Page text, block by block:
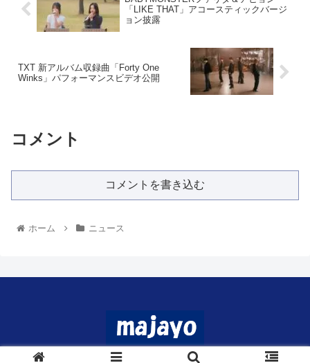
BABYMONSTERファリタ＆アヒョン
「LIKE THAT」アコースティックバージ
ョン披露
TXT 新アルバム収録曲「Forty One
Winks」パフォーマンスビデオ公開
コメント
コメントを書き込む
ホーム ニュース